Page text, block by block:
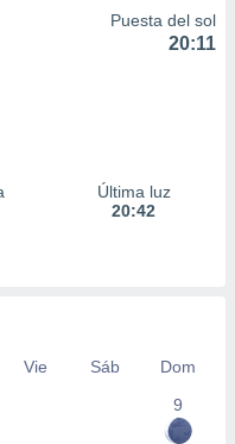
Puesta del sol
20:11
Última luz
20:42
Vie Sáb
Dom
9